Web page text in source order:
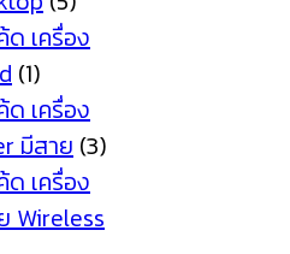
ด เครื่อง
(1)
ด เครื่อง
มีสาย (3)
ด เครื่อง
Wireless